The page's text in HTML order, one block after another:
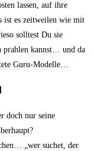
lassen, auf ihre
ist es zeitweilen wie mit
solltest Du sie
prahlen kannst… und da
Guru-Modelle…
doch nur seine
„wer suchet, der